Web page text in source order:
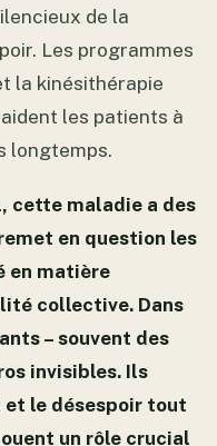
de la
Les programmes
la kinésithérapie
les patients à
longtemps.
cette maladie a des
en question les
en matière
collective. Dans
– souvent des
invisibles. Ils
et le désespoir tout
un rôle crucial